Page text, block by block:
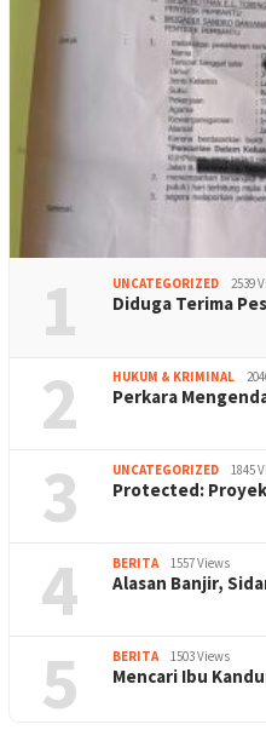
1 UNCATEGORIZED 2539
Diduga Terima
2 HUKUM & KRIMINAL
Perkara
3 UNCATEGORIZED 1845
Protected:
4 BERITA 1557 Views
Alasan Banjir,
5 BERITA 1503 Views
Mencari Ibu